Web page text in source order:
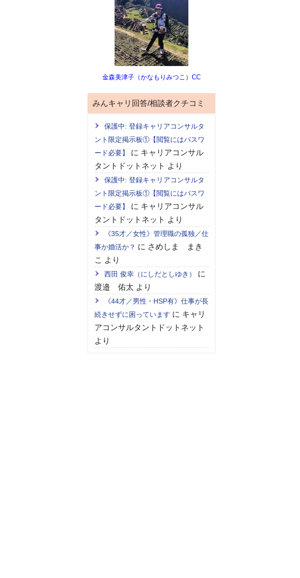
金森美津子（かなもりみつこ）CC
みんキャリ回答/相談者クチコミ
保護中: 登録キャリアコンサルタ
ント限定掲示板①【閲覧にはパスワ
ード必要】
に キャリアコンサル
タントドットネット より
保護中: 登録キャリアコンサルタ
ント限定掲示板①【閲覧にはパスワ
ード必要】
に キャリアコンサル
タントドットネット より
《35才／女性》管理職の孤独／仕
事か婚活か？ に さめしま まき
こ より
西田 俊幸（にしだとしゆき）
に
渡邉 佑太 より
《44才／男性・HSP有》仕事が長
続きせずに困っています に キャリ
アコンサルタントドットネット
より